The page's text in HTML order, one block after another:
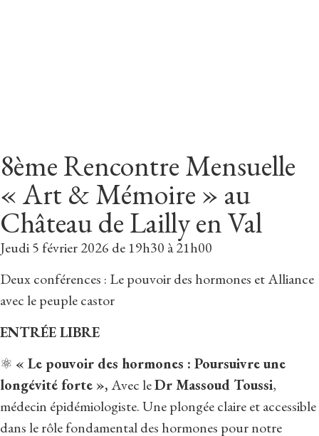
8ème Rencontre Mensuelle
« Art & Mémoire » au
Château de Lailly en Val
Jeudi 5 février 2026 de 19h30 à 21h00
Deux conférences : Le pouvoir des hormones et Alliance
avec le peuple castor
ENTRÉE LIBRE
⚛️ « Le pouvoir des hormones : Poursuivre une
longévité forte »,Avec leDr Massoud Toussi,
médecin épidémiologiste. Une plongée claire et accessible
dans le rôle fondamental des hormones pour notre